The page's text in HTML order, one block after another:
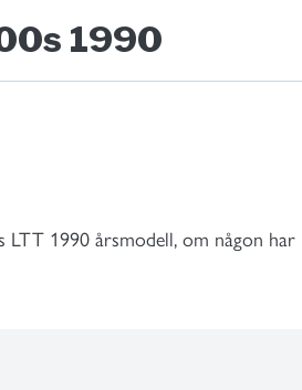
1990
1990 årsmodell, om någon